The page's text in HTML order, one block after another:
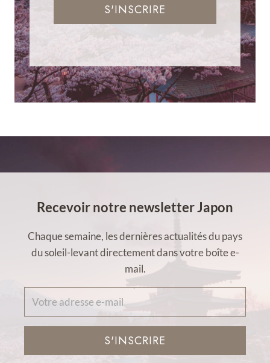
S'INSCRIRE
Recevoir notre newsletter Japon
Chaque semaine, les dernières actualités du pays
du soleil-levant directement dans votre boîte e-
mail.
S'INSCRIRE